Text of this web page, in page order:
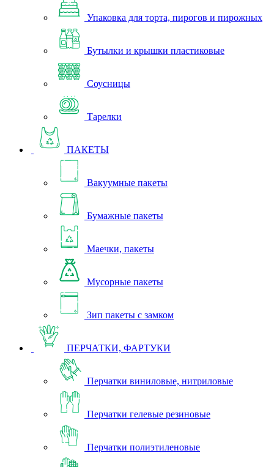
Упаковка для торта, пирогов и пирожных
Бутылки и крышки пластиковые
Соусницы
Тарелки
ПАКЕТЫ
Вакуумные пакеты
Бумажные пакеты
Маечки, пакеты
Мусорные пакеты
Зип пакеты с замком
ПЕРЧАТКИ, ФАРТУКИ
Перчатки виниловые, нитриловые
Перчатки гелевые резиновые
Перчатки полиэтиленовые